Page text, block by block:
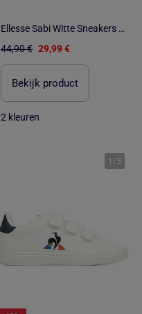
Ellesse Sabi Witte Sneakers voor Jongens
44,90 € 29,99 €
Bekijk product
2 kleuren
1 / 5